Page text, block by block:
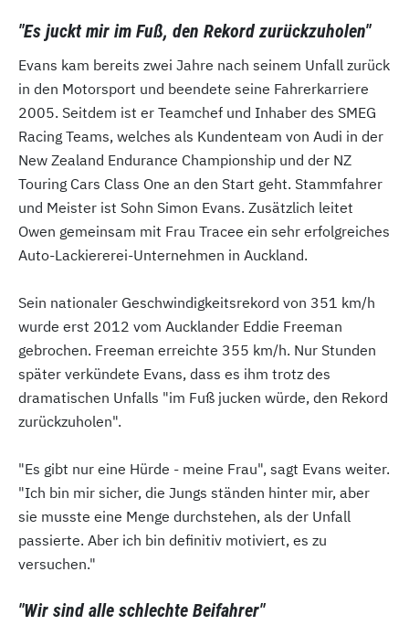
"Es juckt mir im Fuß, den Rekord zurückzuholen"
Evans kam bereits zwei Jahre nach seinem Unfall zurück
in den Motorsport und beendete seine Fahrerkarriere
2005. Seitdem ist er Teamchef und Inhaber des SMEG
Racing Teams, welches als Kundenteam von Audi in der
New Zealand Endurance Championship und der NZ
Touring Cars Class One an den Start geht. Stammfahrer
und Meister ist Sohn Simon Evans. Zusätzlich leitet
Owen gemeinsam mit Frau Tracee ein sehr erfolgreiches
Auto-Lackiererei-Unternehmen in Auckland.
Sein nationaler Geschwindigkeitsrekord von 351 km/h
wurde erst 2012 vom Aucklander Eddie Freeman
gebrochen. Freeman erreichte 355 km/h. Nur Stunden
später verkündete Evans, dass es ihm trotz des
dramatischen Unfalls "im Fuß jucken würde, den Rekord
zurückzuholen".
"Es gibt nur eine Hürde - meine Frau", sagt Evans weiter.
"Ich bin mir sicher, die Jungs ständen hinter mir, aber
sie musste eine Menge durchstehen, als der Unfall
passierte. Aber ich bin definitiv motiviert, es zu
versuchen."
"Wir sind alle schlechte Beifahrer"